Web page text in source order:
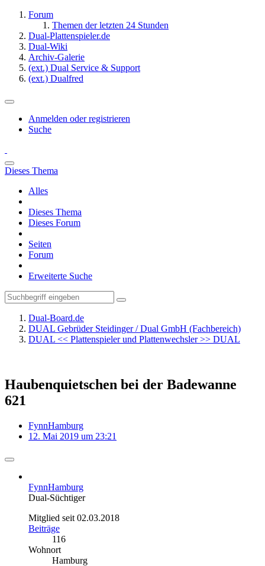
Forum
Themen der letzten 24 Stunden
Dual-Plattenspieler.de
Dual-Wiki
Archiv-Galerie
(ext.) Dual Service & Support
(ext.) Dualfred
Anmelden oder registrieren
Suche
Dieses Thema
Alles
Dieses Thema
Dieses Forum
Seiten
Forum
Erweiterte Suche
Dual-Board.de
DUAL Gebrüder Steidinger / Dual GmbH (Fachbereich)
DUAL << Plattenspieler und Plattenwechsler >> DUAL
Haubenquietschen bei der Badewanne
621
FynnHamburg
12. Mai 2019 um 23:21
FynnHamburg
Dual-Süchtiger
Mitglied seit 02.03.2018
Beiträge
116
Wohnort
Hamburg